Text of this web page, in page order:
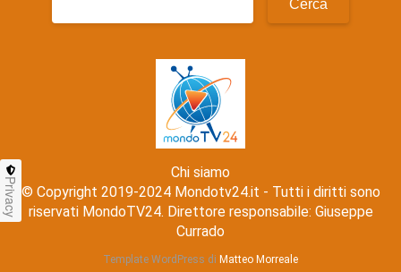
Chi siamo
© Copyright 2019-2024 Mondotv24.it - Tutti i diritti sono
riservati MondoTV24. Direttore responsabile: Giuseppe
Currado
Template WordPress di Matteo Morreale
Privacy